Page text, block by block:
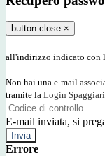
button close ×
all'indirizzo indicato con
Non hai una e-mail
tramite la Login Spaggiari
E-mail inviata, si
Errore